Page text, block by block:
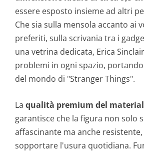
essere esposto insieme ad altri
Che sia sulla mensola accanto ai
preferiti, sulla scrivania tra i
una vetrina dedicata, Erica
problemi in ogni spazio,
del mondo di "Stranger Things".
La qualità premium del
garantisce che la figura non solo
affascinante ma anche
sopportare l'usura quotidiana.